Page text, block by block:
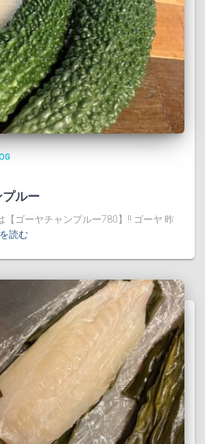
ルー
【ゴーヤチャンプルー780】!! ゴーヤ 昨
読む